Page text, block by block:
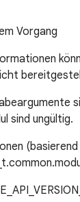
Vorgang
sind ungültig.